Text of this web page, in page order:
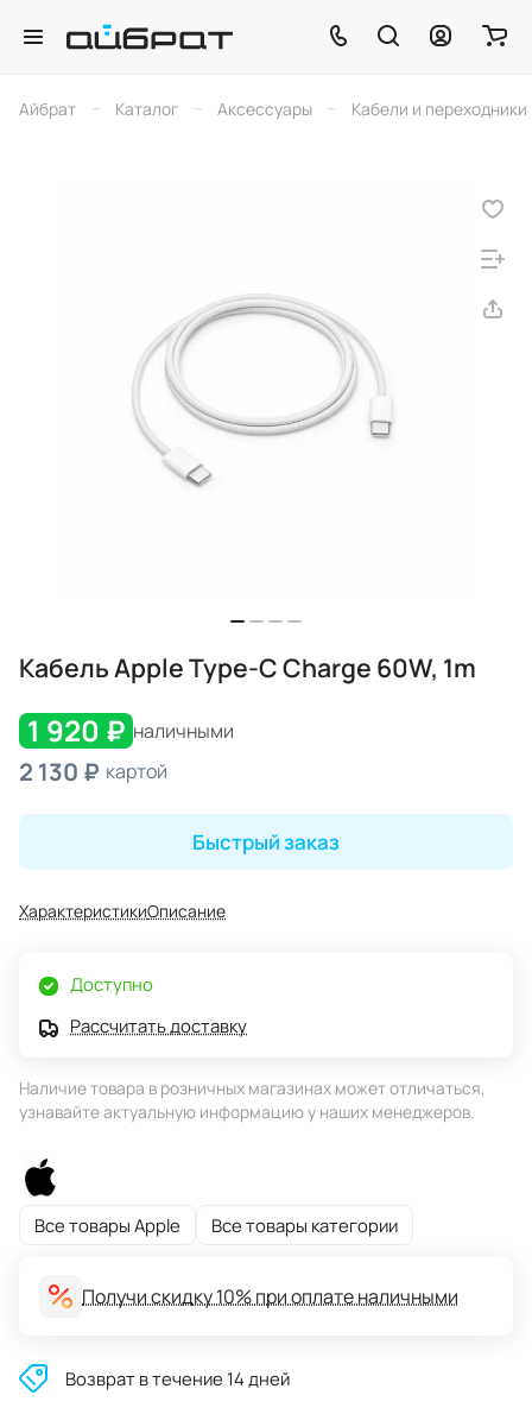
Айбрат – Каталог – Аксессуары – Кабели и переходники
Кабель Apple Type-C Charge 60W, 1m
1 920 ₽ наличными
2 130 ₽ картой
Быстрый заказ
ХарактеристикиОписание
Доступно
Рассчитать доставку
Наличие товара в розничных магазинах может отличаться,
узнавайте актуальную информацию у наших менеджеров.
Все товары Apple Все товары категории
Получи скидку 10% при оплате наличными
Возврат в течение 14 дней